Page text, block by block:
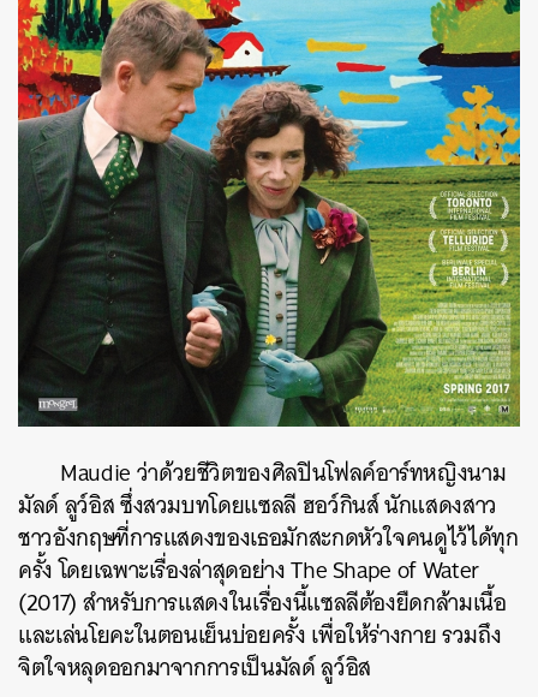
Maudie ว่าด้วยชีวิตของศิลปินโฟลค์อาร์ทหญิงนาม
มัลด์ ลูว์อิส ซึ่งสวมบทโดยแซลลี ฮอว์กินส์ นักแสดงสาว
ชาวอังกฤษที่การแสดงของเธอมักสะกดหัวใจคนดูไว้ได้ทุก
ครั้ง โดยเฉพาะเรื่องล่าสุดอย่าง The Shape of Water
(2017) สำหรับการแสดงในเรื่องนี้แซลลีต้องยืดกล้ามเนื้อ
และเล่นโยคะในตอนเย็นบ่อยครั้ง เพื่อให้ร่างกาย รวมถึง
จิตใจหลุดออกมาจากการเป็นมัลด์ ลูว์อิส